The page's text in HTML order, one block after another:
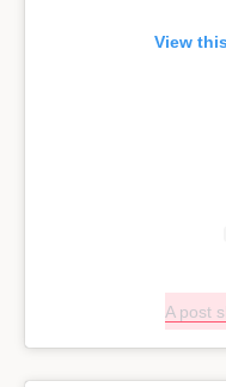
View
A post